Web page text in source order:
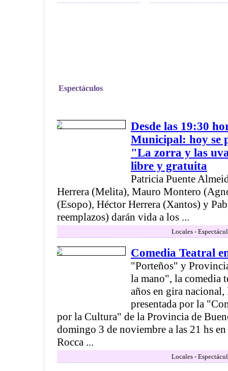
Espectáculos
Desde las 19:30
Municipal: hoy se
"La zorra y las
libre y gratuita
Patricia Puente
Herrera (Melita), Mauro Montero
(Esopo), Héctor Herrera (Xantos) y
reemplazos) darán vida a los ...
Locales -
Comedia Teatral
"Porteños" y
la mano", la comedia
años en gira nacional,
presentada por la
por la Cultura" de la Provincia de
domingo 3 de noviembre a las 21 hs
Rocca ...
Locales -